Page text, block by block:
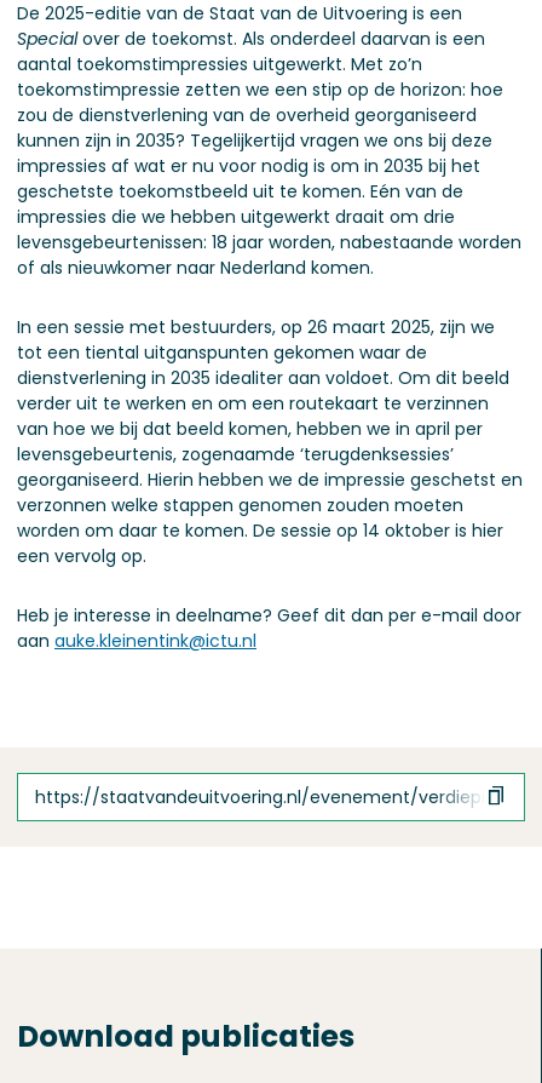
De 2025-editie van de Staat van de Uitvoering is een
Specialover de toekomst. Als onderdeel daarvan is een
aantal toekomstimpressies uitgewerkt. Met zo’n
toekomstimpressie zetten we een stip op de horizon: hoe
zou de dienstverlening van de overheid georganiseerd
kunnen zijn in 2035? Tegelijkertijd vragen we ons bij deze
impressies af wat er nu voor nodig is om in 2035 bij het
geschetste toekomstbeeld uit te komen. Eén van de
impressies die we hebben uitgewerkt draait om drie
levensgebeurtenissen: 18 jaar worden, nabestaande worden
of als nieuwkomer naar Nederland komen.
In een sessie met bestuurders, op 26 maart 2025, zijn we
tot een tiental uitganspunten gekomen waar de
dienstverlening in 2035 idealiter aan voldoet. Om dit beeld
verder uit te werken en om een routekaart te verzinnen
van hoe we bij dat beeld komen, hebben we in april per
levensgebeurtenis, zogenaamde ‘terugdenksessies’
georganiseerd. Hierin hebben we de impressie geschetst en
verzonnen welke stappen genomen zouden moeten
worden om daar te komen. De sessie op 14 oktober is hier
een vervolg op.
Heb je interesse in deelname? Geef dit dan per e-mail door
aan auke.kleinentink@ictu.nl
https://staatvandeuitvoering.nl/evenement/
Download publicaties